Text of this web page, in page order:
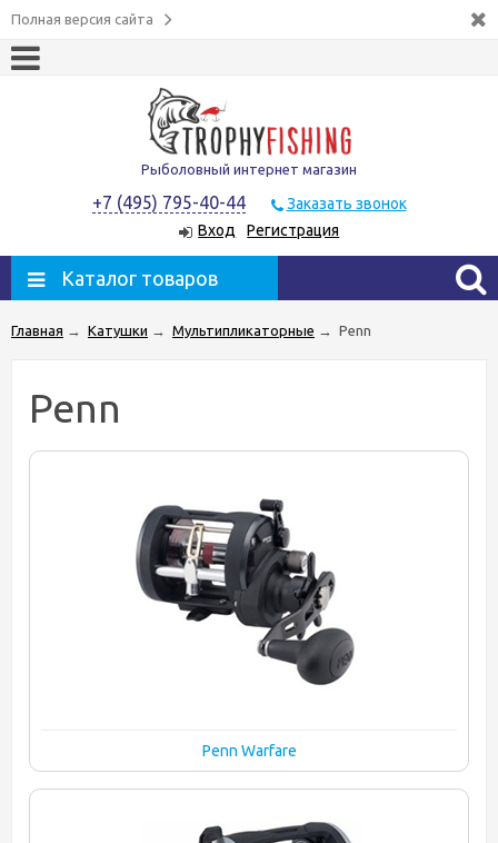
Полная версия сайта
Рыболовный интернет магазин
+7 (495) 795-40-44
Заказать звонок
Вход
Регистрация
Каталог товаров
Главная → Катушки → Мультипликаторные → Penn
Penn
Penn Warfare